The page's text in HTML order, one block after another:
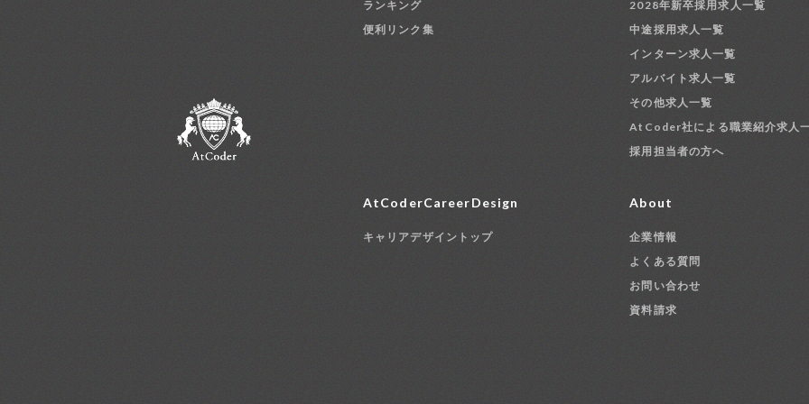
ランキング
便利リンク集
2028年新卒採用求人一覧
中途採用求人一覧
インターン求人一覧
アルバイト求人一覧
その他求人一覧
AtCoder社による職業紹介求人
採用担当者の方へ
AtCoderCareerDesign
キャリアデザイントップ
About
企業情報
よくある質問
お問い合わせ
資料請求